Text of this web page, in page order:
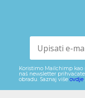
Koristimo Mailchimp kao
naš newsletter
obradu. Saznaj više ovdje.